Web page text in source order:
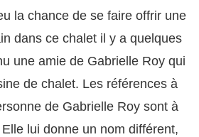
la chance de se faire offrir une
dans ce chalet il y a quelques
une amie de Gabrielle Roy qui
de chalet. Les références à
de Gabrielle Roy sont à
lui donne un nom différent,